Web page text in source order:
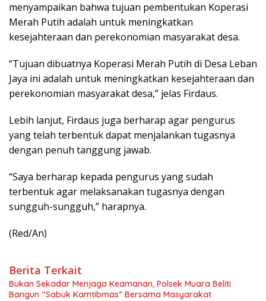
menyampaikan bahwa tujuan pembentukan Koperasi
Merah Putih adalah untuk meningkatkan
kesejahteraan dan perekonomian masyarakat desa.
“Tujuan dibuatnya Koperasi Merah Putih di Desa Leban
Jaya ini adalah untuk meningkatkan kesejahteraan dan
perekonomian masyarakat desa,” jelas Firdaus.
Lebih lanjut, Firdaus juga berharap agar pengurus
yang telah terbentuk dapat menjalankan tugasnya
dengan penuh tanggung jawab.
“Saya berharap kepada pengurus yang sudah
terbentuk agar melaksanakan tugasnya dengan
sungguh-sungguh,” harapnya.
(Red/An)
Berita Terkait
Bukan Sekadar Menjaga Keamanan, Polsek Muara Beliti
Bangun “Sabuk Kamtibmas” Bersama Masyarakat